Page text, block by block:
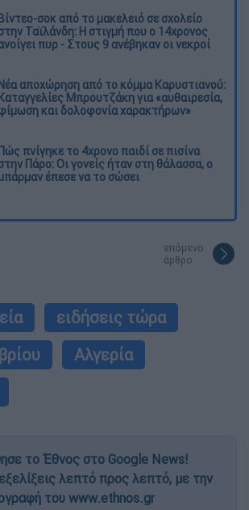
σοκ από το μακελειό σε σχολείο
Ταϊλάνδη: Η στιγμή που ο 14χρονος
πυρ - Στους 9 ανέβηκαν οι νεκροί
αποχώρηση από το κόμμα Καρυστιανού:
Μπρουτζάκη για «αυθαιρεσία,
και δολοφονία χαρακτήρων»
πνίγηκε το 4χρονο παιδί σε πισίνα
Πάρο: Οι γονείς ήταν στη θάλασσα, ο
έπεσε να το σώσει
επόμενο
άρθρο
ειδήσεις τώρα
Αλγερία
το Έθνος στο Google News!
λεπτό προς λεπτό, με την
του www.ethnos.gr